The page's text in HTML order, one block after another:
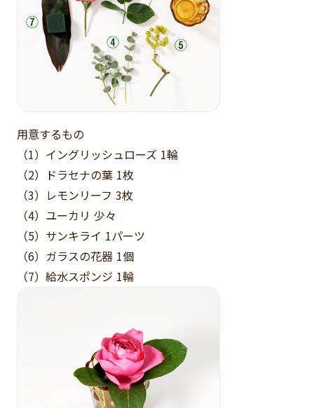
用意するもの
（1）イングリッシュローズ 1輪
（2）ドラセナの葉 1枚
（3）レモンリーフ 3枚
（4）ユーカリ 少々
（5）サンキライ 1パーツ
（6）ガラスの花器 1個
（7）給水スポンジ 1輪